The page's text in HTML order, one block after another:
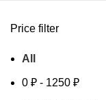
Price filter
All
0 ₽ - 1250 ₽